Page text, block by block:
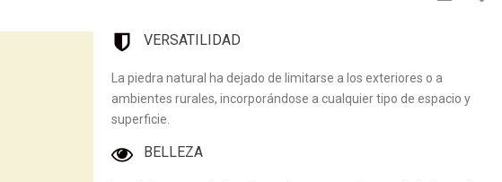
VERSATILIDAD
La piedra natural ha dejado de limitarse a los exteriores o a
ambientes rurales, incorporándose a cualquier tipo de espacio y
superficie.
BELLEZA